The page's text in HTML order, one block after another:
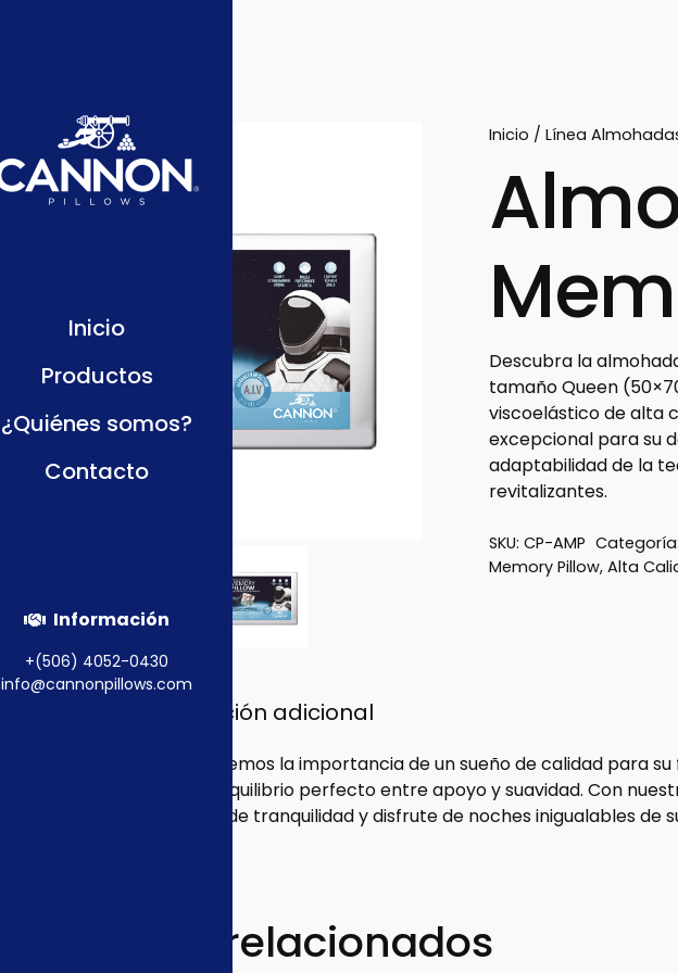
Inicio
Productos
¿Quiénes somos?
Contacto
Información
+(506) 4052-0430
info@cannonpillows.com
Inicio /Línea
Descubra la
tamaño Queen
viscoelástico de alta
excepcional para su
adaptabilidad de la
revitalizantes.
SKU:CP-AMP Categoría:
Memory Pillow,Alta
Información adicional
En Cannon Pillows, entendemos la importancia de un sueño de calidad para
diseñada para brindar el equilibrio perfecto entre apoyo y suavidad. Con
descanso en un santuario de tranquilidad y disfrute de noches inigualables de
Productos relacionados